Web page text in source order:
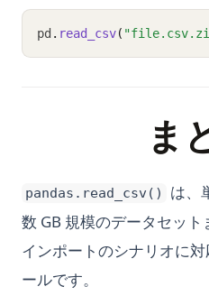
pd . read_csv(
ま
pandas.read_csv()
は、
数 GB 規模のデータセット
インポートのシナリオに
ールです。